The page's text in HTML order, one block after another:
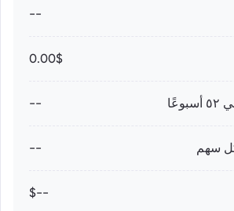
--
0.00$
--
سهم --
--$